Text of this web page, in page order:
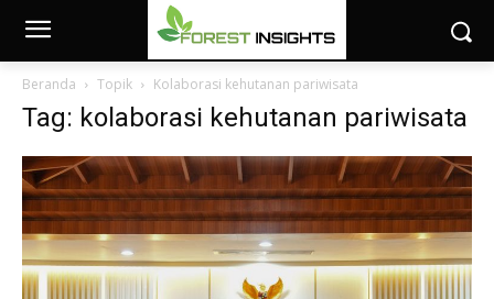
Beranda Topik Kolaborasi kehutanan pariwisata
Tag: kolaborasi kehutanan pariwisata